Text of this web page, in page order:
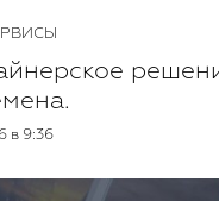
в 9:36